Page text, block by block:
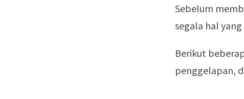
Sebelum
segala hal
Berikut
penggelapan,